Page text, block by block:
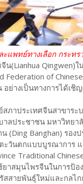
แพทย์ทางเลือก กระท
(Lianhua Qingwen)
of
อย่างเป็นทางการได้
สภาประเทศจีนสาขาร
าลประชาชน มหาวิทยา
(Ding Banghan) รอง
วันตกแบบบูรณาการ แ
Traditional
าสมุนไพรจีนในการป้
สสายพันธุ์ใหม่และกลไ